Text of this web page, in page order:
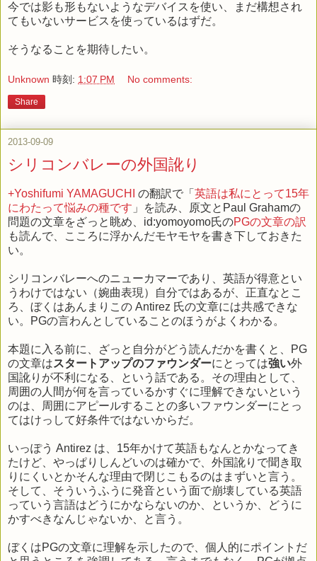
今では影も形もないようなデバイスを使い、まだ構想され
てもいないサービスを使っているはずだ。
そうなることを期待したい。
Unknown 時刻: 1:07 PM No comments:
Share
2013-09-09
シリコンバレーの外国訛り
+Yoshifumi YAMAGUCHI の翻訳で「 英語は私にとって15年
にわたって悩みの種です 」を読み、原文とPaul Grahamの
問題の文章をざっと眺め、id:yomoyomo氏のPGの文章の訳
も読んで、こころに浮かんだモヤモヤを書き下しておきた
い。
シリコンバレーへのニューカマーであり、英語が得意とい
うわけではない（婉曲表現）自分ではあるが、正直なとこ
ろ、ぼくはあんまりこの Antirez 氏の文章には共感できな
い。PGの言わんとしていることのほうがよくわかる。
本題に入る前に、ざっと自分がどう読んだかを書くと、PG
の文章はスタートアップのファウンダーにとっては強い外
国訛りが不利になる、という話である。その理由として、
周囲の人間が何を言っているかすぐに理解できないという
のは、周囲にアピールすることの多いファウンダーにとっ
てはけっして好条件ではないからだ。
いっぽう Antirez は、15年かけて英語もなんとかなってき
たけど、やっぱりしんどいのは確かで、外国訛りで聞き取
りにくいとかそんな理由で閉じこもるのはまずいと言う。
そして、そういうふうに発音という面で崩壊している英語
っていう言語はどうにかならないのか、というか、どうに
かすべきなんじゃないか、と言う。
ぼくはPGの文章に理解を示したので、個人的にポイントだ